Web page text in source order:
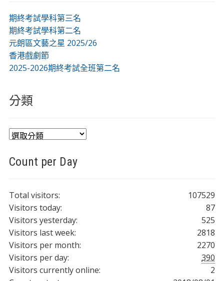
期終考試學科第三名
期終考試學科第二名
元朗區文藝之星 2025/26
香港戲劇節
2025-2026期終考試全班第二名
分類
分
Count per Day
107529
Total visitors:
87
Visitors today:
525
Visitors yesterday:
2818
Visitors last week:
2270
Visitors per month:
390
Visitors per day:
2
Visitors currently online: